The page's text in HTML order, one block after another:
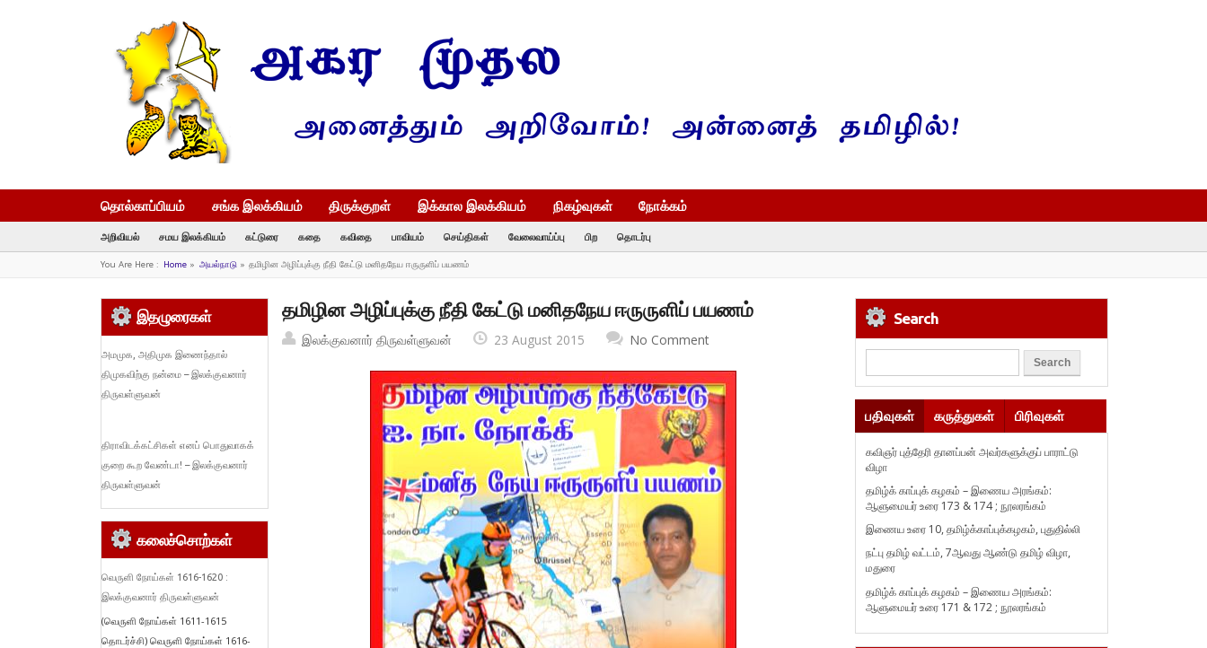
தொல்காப்பியம் சங்க இலக்கியம் திருக்குறள் இக்கால இலக்கியம் நிகழ்வுகள் நோக்கம்
அறிவியல் சமய இலக்கியம் கட்டுரை கதை கவிதை பாவியம் செய்திகள் வேலைவாய்ப்பு பிற தொடர்பு
You Are Here : Home» அயல்நாடு» தமிழின அழிப்புக்கு நீதி கேட்டு மனிதநேய ஈருருளிப் பயணம்
தமிழின அழிப்புக்கு நீதி கேட்டு மனிதநேய ஈருருளிப் பயணம்
இலக்குவனார் திருவள்ளுவன் 23 August 2015 No Comment
இதழுரைகள்
அமமுக, அதிமுக இணைந்தால்
திமுகவிற்கு நன்மை – இலக்குவனார்
திருவள்ளுவன்
திராவிடக்கட்சிகள் எனப் பொதுவாகக்
குறை கூற வேண்டா! – இலக்குவனார்
திருவள்ளுவன்
கலைச்சொற்கள்
வெருளி நோய்கள் 1616-1620 :
இலக்குவனார் திருவள்ளுவன்
(வெருளி நோய்கள் 1611-1615
தொடர்ச்சி) வெருளி நோய்கள் 1616-
Search
பதிவுகள் கருத்துகள் பிரிவுகள்
கவிஞர் புத்தேரி தானப்பன் அவர்களுக்குப் பாராட்டு
விழா
தமிழ்க் காப்புக் கழகம் – இணைய அரங்கம்:
ஆளுமையர் உரை 173 & 174 ; நூலரங்கம்
இணைய உரை 10, தமிழ்க்காப்புக்கழகம், புதுதில்லி
நட்பு தமிழ் வட்டம், 7ஆவது ஆண்டு தமிழ் விழா,
மதுரை
தமிழ்க் காப்புக் கழகம் – இணைய அரங்கம்:
ஆளுமையர் உரை 171 & 172 ; நூலரங்கம்